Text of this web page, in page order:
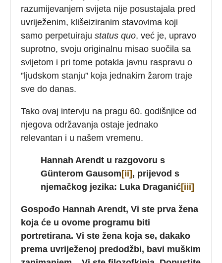
razumijevanjem svijeta nije posustajala pred
uvriježenim, klišeiziranim stavovima koji
samo perpetuirajustatus quo, već je, upravo
suprotno, svoju originalnu misao suočila sa
svijetom i pri tome potakla javnu raspravu o
”ljudskom stanju” koja jednakim žarom traje
sve do danas.
Tako ovaj intervju na pragu 60. godišnjice od
njegova održavanja ostaje jednako
relevantan i u našem vremenu.
Hannah Arendt u razgovoru s
Günterom Gausom[ii], prijevod s
njemačkog jezika: Luka Draganić[iii]
Gospođo Hannah Arendt, Vi ste prva žena
koja će u ovome programu biti
portretirana. Vi ste žena koja se, dakako
prema uvriježenoj predodžbi, bavi muškim